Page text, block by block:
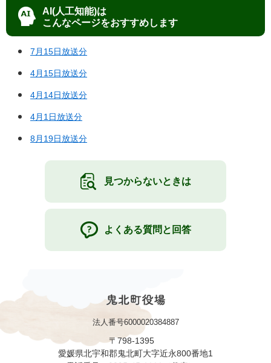
AI(人工知能)は
こんなページをおすすめします
7月15日放送分
4月15日放送分
4月14日放送分
4月1日放送分
8月19日放送分
見つからないときは
よくある質問と回答
法人番号6000020384887
〒798-1395
愛媛県北宇和郡鬼北町大字近永800番地1